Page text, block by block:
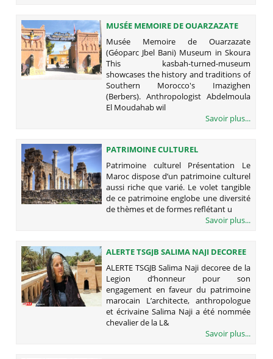
MUSÉE MEMOIRE DE OUARZAZATE
(GÉOPARC JBEL BANI)
Musée Memoire de Ouarzazate
(Géoparc Jbel Bani) Museum in Skoura
This kasbah-turned-museum
showcases the history and traditions of
Southern Morocco's Imazighen
(Berbers). Anthropologist Abdelmoula
El Moudahab wil
Savoir plus...
PATRIMOINE CULTUREL
Patrimoine culturel Présentation Le
Maroc dispose d’un patrimoine culturel
aussi riche que varié. Le volet tangible
de ce patrimoine englobe une diversité
de thèmes et de formes reflétant u
Savoir plus...
ALERTE TSGJB SALIMA NAJI DECOREE
DE LA LEGION D’HONNEUR POUR
SON ENGAGEMENT EN FAVEUR DU
PATRIMOINE MAROCAIN
ALERTE TSGJB Salima Naji decoree de la
Legion d’honneur pour son
engagement en faveur du patrimoine
marocain L’architecte, anthropologue
et écrivaine Salima Naji a été nommée
chevalier de la L&
Savoir plus...